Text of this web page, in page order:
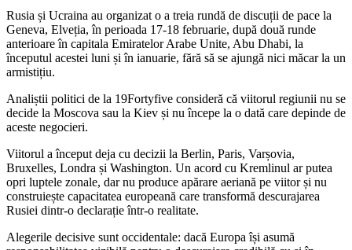
Rusia și Ucraina au organizat o a treia rundă de discuții de pace la
Geneva, Elveția, în perioada 17-18 februarie, după două runde
anterioare în capitala Emiratelor Arabe Unite, Abu Dhabi, la
începutul acestei luni și în ianuarie, fără să se ajungă nici măcar la un
armistițiu.
Analiștii politici de la 19Fortyfive consideră că viitorul regiunii nu se
decide la Moscova sau la Kiev și nu începe la o dată care depinde de
aceste negocieri.
Viitorul a început deja cu decizii la Berlin, Paris, Varșovia,
Bruxelles, Londra și Washington. Un acord cu Kremlinul ar putea
opri luptele zonale, dar nu produce apărare aeriană pe viitor și nu
construiește capacitatea europeană care transformă descurajarea
Rusiei dintr-o declarație într-o realitate.
Alegerile decisive sunt occidentale: dacă Europa își asumă